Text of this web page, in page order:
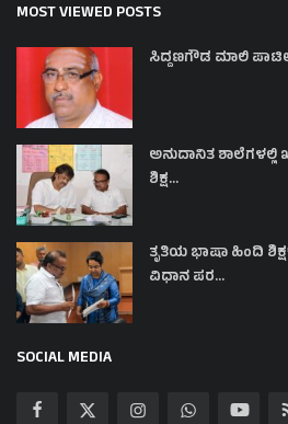
MOST VIEWED POSTS
ಸಿದ್ದಣಗೌಡ ಮಾಲಿ
ಅನುದಾನಿತ ಶಾಲೆಗಳಲ್ಲಿ
ಶಿಕ್ಷ...
ತೃತಿಯ ಭಾಷಾ ಹಿಂದಿ
ವಿಧಾನ ಪರ...
SOCIAL MEDIA